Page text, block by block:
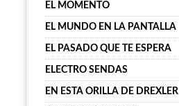
EL MOMENTO
EL MUNDO EN LA PANTALLA
EL PASADO QUE TE ESPERA
ELECTRO SENDAS
EN ESTA ORILLA DE DREXLER